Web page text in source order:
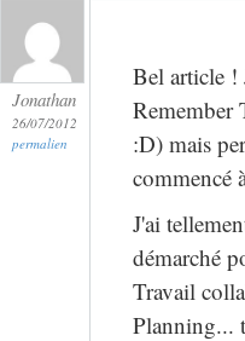
Jonathan
26/07/2012
permalien
Bel article !
Remember
:D) mais
commencé
J'ai
démarché
Travail
Planning...